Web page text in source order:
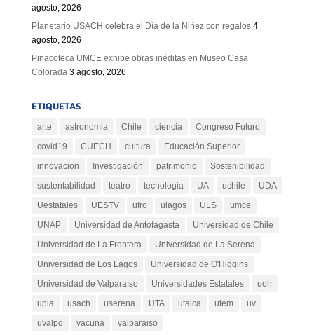
agosto, 2026
Planetario USACH celebra el Día de la Niñez con regalos 4
agosto, 2026
Pinacoteca UMCE exhibe obras inéditas en Museo Casa
Colorada 3 agosto, 2026
ETIQUETAS
arte astronomia Chile ciencia
Congreso Futuro
covid19
CUECH cultura
Educación Superior
innovacion
Investigación patrimonio
Sostenibilidad
sustentabilidad
teatro tecnologia UA uchile
UDA
Uestatales
UESTV ufro ulagos ULS
umce
UNAP
Universidad de Antofagasta
Universidad de Chile
Universidad de La Frontera
Universidad de La Serena
Universidad de Los Lagos
Universidad de O'Higgins
Universidad de Valparaíso
Universidades Estatales
uoh
upla
usach userena UTA utalca utem
uv
uvalpo
vacuna valparaiso